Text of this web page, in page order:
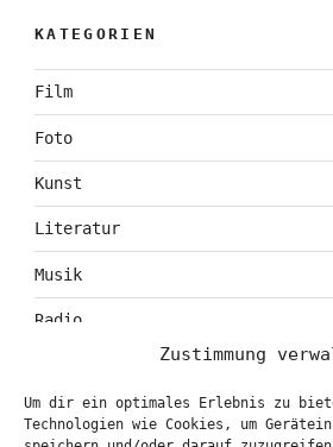
Zustimmung
Um dir ein optimales Erlebnis zu
Technologien wie Cookies, um
KATEGORIEN
Film
Foto
Kunst
Literatur
Musik
Radio
Theater